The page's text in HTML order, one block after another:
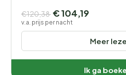
Meer
€120,38 € 104,19
v.a. prijs per nacht
Ik ga